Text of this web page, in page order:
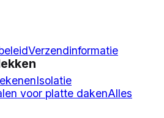
Verzendinformatie
Isolatie
voor platte dakenAlles